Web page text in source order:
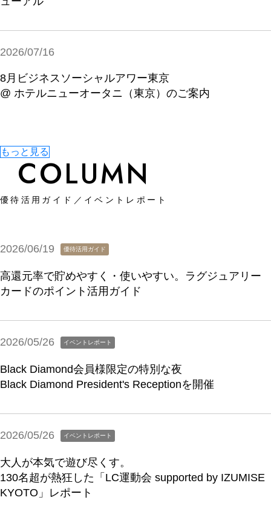
2026/07/16
8月ビジネスソーシャルアワー東京
@ ホテルニューオータニ（東京）のご案内
もっと見る
COLUMN
優待活用ガイド／イベントレポート
2026/06/19 優待活用ガイド
高還元率で貯めやすく・使いやすい。ラグジュアリー
カードのポイント活用ガイド
2026/05/26 イベントレポート
Black Diamond会員様限定の特別な夜
Black Diamond President's Receptionを開催
2026/05/26 イベントレポート
大人が本気で遊び尽くす。
130名超が熱狂した「LC運動会 supported by IZUMISE
KYOTO」レポート